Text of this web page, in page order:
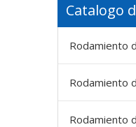
Catalogo
Rodamiento
Rodamiento
Rodamiento